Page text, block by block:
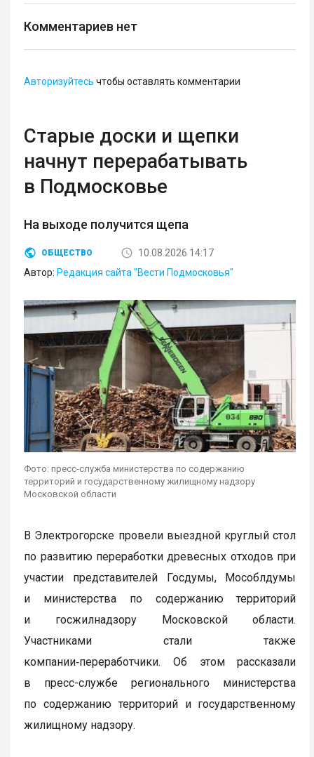
Комментариев нет
Авторизуйтесь чтобы оставлять комментарии
Старые доски и щепки
начнут перерабатывать
в Подмосковье
На выходе получится щепа
ОБЩЕСТВО
10.08.2026 14:17
Автор: Редакция сайта "Вести Подмосковья"
Фото: пресс-служба министерства по содержанию
территорий и государственному жилищному надзору
Московской области
В Электрогорске провели выездной круглый стол
по развитию переработки древесных отходов при
участии представителей Госдумы, Мособлдумы
и министерства по содержанию территорий
и госжилнадзору Московской области.
Участниками стали также
компании‑переработчики. Об этом рассказали
в пресс-службе регионального министерства
по содержанию территорий и государственному
жилищному надзору.